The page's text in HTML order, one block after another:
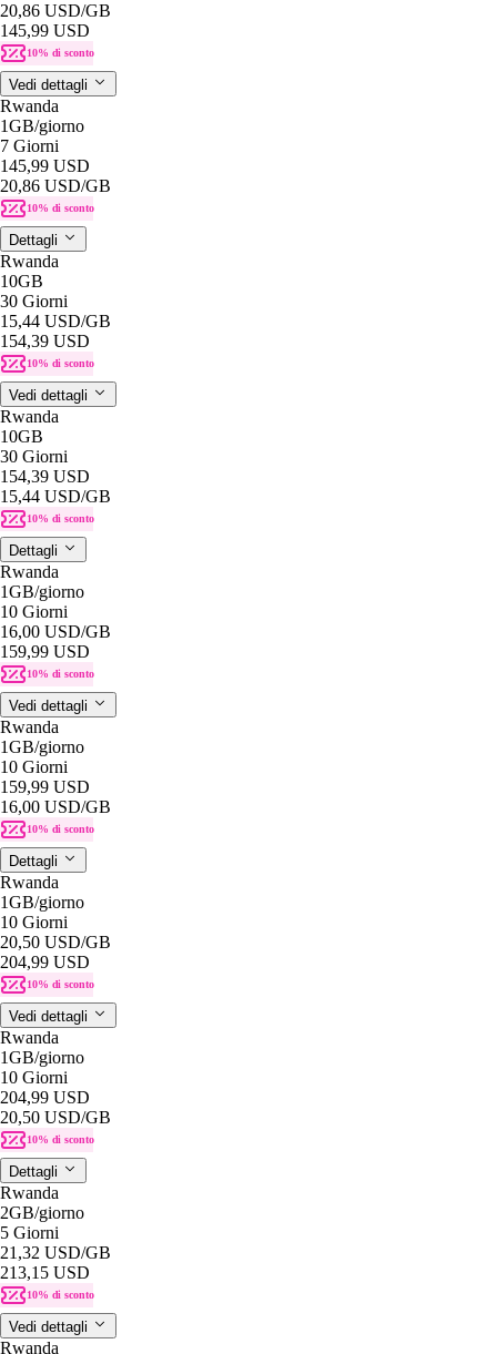
20,86 USD/GB
145,99 USD
10% di sconto
Vedi dettagli
Rwanda
1GB/giorno
7 Giorni
145,99 USD
20,86 USD/GB
10% di sconto
Dettagli
Rwanda
10GB
30 Giorni
15,44 USD/GB
154,39 USD
10% di sconto
Vedi dettagli
Rwanda
10GB
30 Giorni
154,39 USD
15,44 USD/GB
10% di sconto
Dettagli
Rwanda
1GB/giorno
10 Giorni
16,00 USD/GB
159,99 USD
10% di sconto
Vedi dettagli
Rwanda
1GB/giorno
10 Giorni
159,99 USD
16,00 USD/GB
10% di sconto
Dettagli
Rwanda
1GB/giorno
10 Giorni
20,50 USD/GB
204,99 USD
10% di sconto
Vedi dettagli
Rwanda
1GB/giorno
10 Giorni
204,99 USD
20,50 USD/GB
10% di sconto
Dettagli
Rwanda
2GB/giorno
5 Giorni
21,32 USD/GB
213,15 USD
10% di sconto
Vedi dettagli
Rwanda